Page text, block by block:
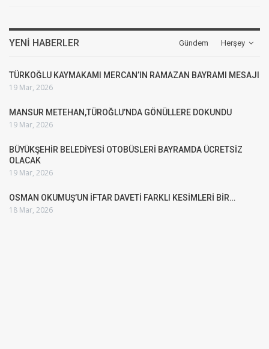
Herşey
YENI HABERLER Gündem
TÜRKOĞLU KAYMAKAMI MERCAN’IN RAMAZAN BAYRAMI MESAJI
19 Mar, 2026
MANSUR METEHAN,TÜROĞLU’NDA GÖNÜLLERE DOKUNDU
19 Mar, 2026
BÜYÜKŞEHİR BELEDİYESİ OTOBÜSLERİ BAYRAMDA ÜCRETSİZ
OLACAK
19 Mar, 2026
OSMAN OKUMUŞ’UN İFTAR DAVETİ FARKLI KESİMLERİ BİR…
18 Mar, 2026